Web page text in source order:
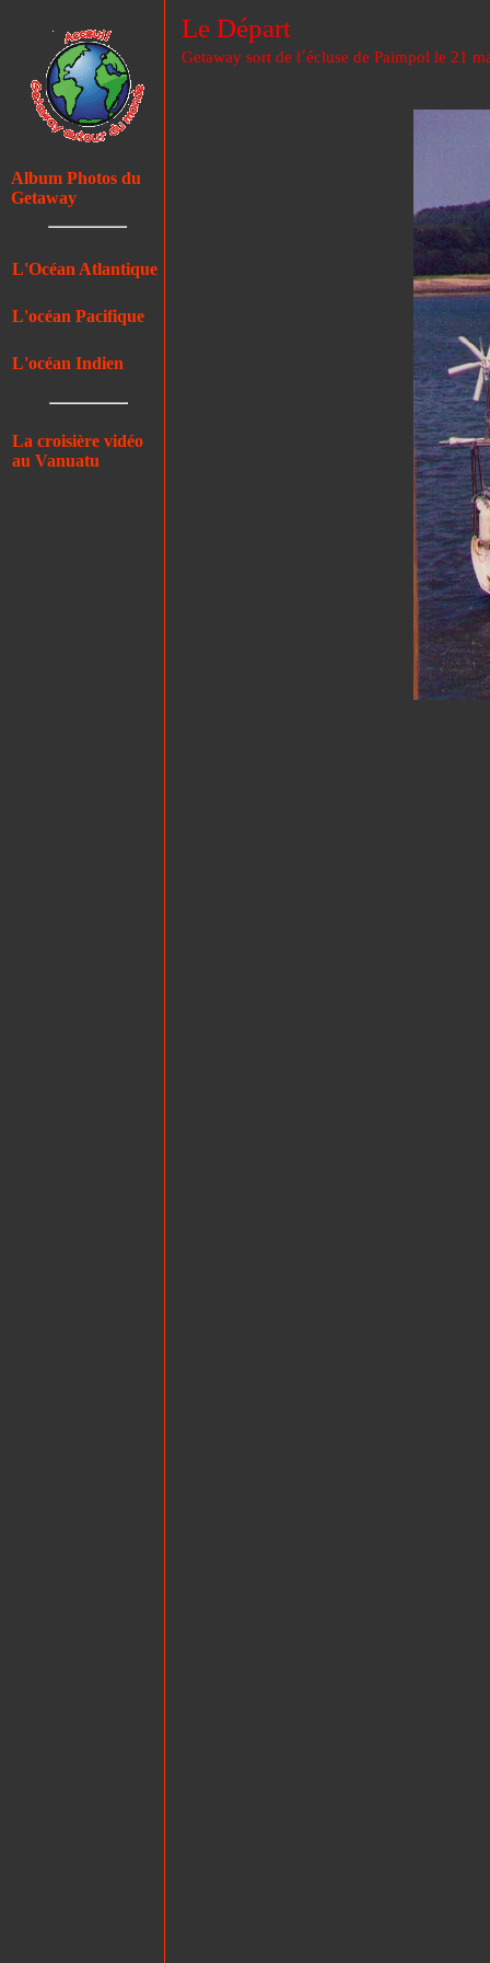
Album Photos du
Getaway
L'Océan Atlantique
L'océan Pacifique
L'océan Indien
La croisière vidéo
au Vanuatu
Le Départ
Getaway sort de l´écluse de Paimpol le 21